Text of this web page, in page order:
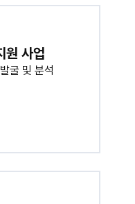
원 사업
굴 및 분석